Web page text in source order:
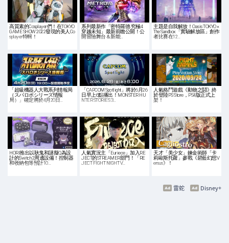
高質素的Cosplayer們！在TOKYO
GAME SHOW 2022發現的美人Co
splayer特輯！
系列最新作「密特羅德 究極4
穿越未知」最新前瞻公開！公
開冒險舞台＆新能…
主題是自我解放！Oasis TOKYO ×
The Sandbox「實驗解放區」創作
者比賽在12…
「超級機器人大戰系列情報局
（スパロボシリーズ情報
局）」確定將於4月20日…
「CAPCOM Spotlight」將於6月26
日早上6點播出！MONSTER HU
NTER STORIES 3…
人氣格鬥遊戲《動物之鬪》終
於登陸PS Store，PS4版正式上
架！
HORI推出以耿鬼和謎擬Q為設
計的Switch 2周邊設備！控制器
和收納包等預計10…
人氣實況主「Euriece」加入RE
JECT的STREAMER部門！「RE
JECT FIGHT NIGHT V…
天才「美少女」鍊金術師「卡
莉歐斯托蘿」參戰《碧藍幻想V
ersus》！
Disney+
雷蛇